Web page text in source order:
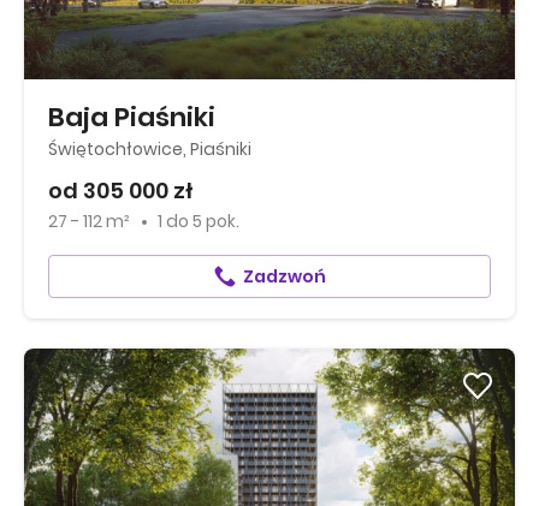
Baja Piaśniki
Świętochłowice, Piaśniki
od 305 000 zł
27 - 112 m² 1 do 5 pok.
Zadzwoń